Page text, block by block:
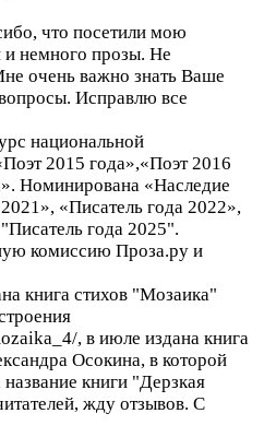
что посетили мою
немного прозы. Не
очень важно знать Ваше
Исправлю все
национальной
2015 года»,«Поэт 2016
Номинирована «Наследие
«Писатель года 2022»,
года 2025".
комиссию Проза.ру и
книга стихов "Мозаика"
, в июле издана книга
Осокина, в которой
книги "Дерзкая
жду отзывов. С